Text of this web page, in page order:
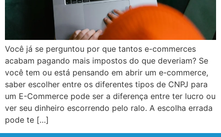
Você já se perguntou por que tantos e-commerces
acabam pagando mais impostos do que deveriam? Se
você tem ou está pensando em abrir um e-commerce,
saber escolher entre os diferentes tipos de CNPJ para
um E-Commerce pode ser a diferença entre ter lucro ou
ver seu dinheiro escorrendo pelo ralo. A escolha errada
pode te […]